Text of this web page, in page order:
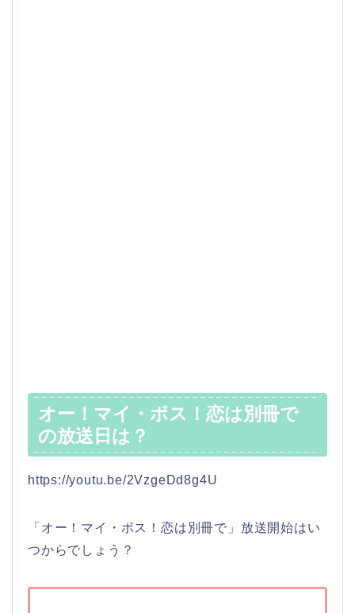
オー！マイ・ボス！恋は別冊で
の放送日は？
https://youtu.be/2VzgeDd8g4U
「オー！マイ・ボス！恋は別冊で」放送開始はい
つからでしょう？